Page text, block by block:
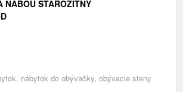
NABOU STAROŽITNÝ
nábytok do obývačky, obývacie steny